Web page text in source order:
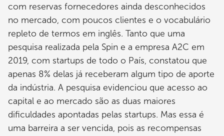
com reservas fornecedores ainda desconhecidos
no mercado, com poucos clientes e o vocabulário
repleto de termos em inglês. Tanto que uma
pesquisa realizada pela Spin e a empresa A2C em
2019, com startups de todo o País, constatou que
apenas 8% delas já receberam algum tipo de aporte
da indústria. A pesquisa evidenciou que acesso ao
capital e ao mercado são as duas maiores
dificuldades apontadas pelas startups. Mas essa é
uma barreira a ser vencida, pois as recompensas